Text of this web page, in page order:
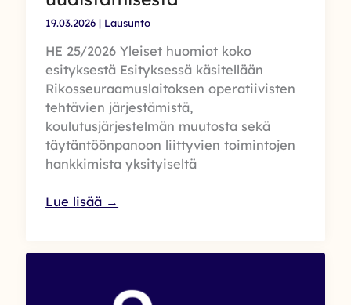
19.03.2026| Lausunto
HE 25/2026 Yleiset huomiot koko
esityksestä Esityksessä käsitellään
Rikosseuraamuslaitoksen operatiivisten
tehtävien järjestämistä,
koulutusjärjestelmän muutosta sekä
täytäntöönpanoon liittyvien toimintojen
hankkimista yksityiseltä
Rikoksettoman
lausunto
Lue lisää →